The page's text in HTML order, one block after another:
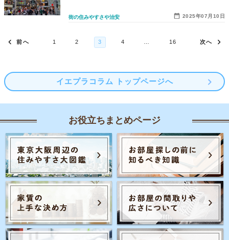
2025年07月10日
街の住みやすさや治安
イエプラコラム トップページへ
お役立ちまとめページ